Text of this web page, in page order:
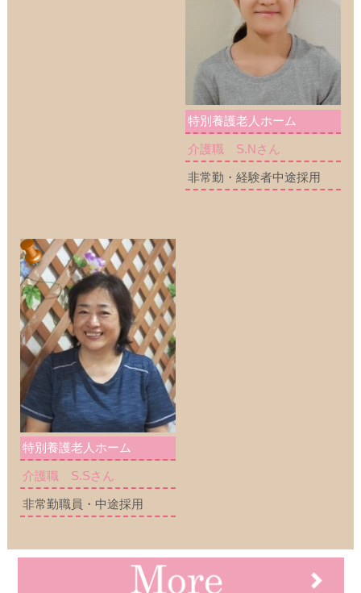
特別養護老人ホーム
介護職 S.Nさん
非常勤・経験者中途採用
特別養護老人ホーム
介護職 S.Sさん
非常勤職員・中途採用